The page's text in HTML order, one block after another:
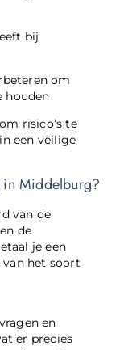
bij
om
houden
risico’s te
een veilige
in Middelburg?
van de
de
je een
het soort
en
er precies